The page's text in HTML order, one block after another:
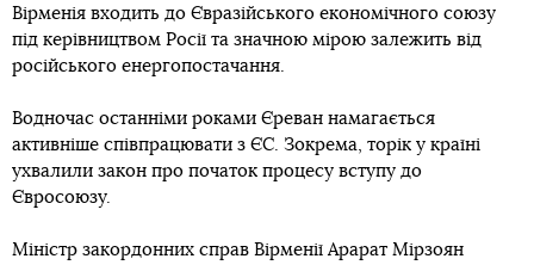
Вірменія входить до Євразійського економічного союзу
під керівництвом Росії та значною мірою залежить від
російського енергопостачання.
Водночас останніми роками Єреван намагається
активніше співпрацювати з ЄС. Зокрема, торік у країні
ухвалили закон про початок процесу вступу до
Євросоюзу.
Міністр закордонних справ Вірменії Арарат Мірзоян